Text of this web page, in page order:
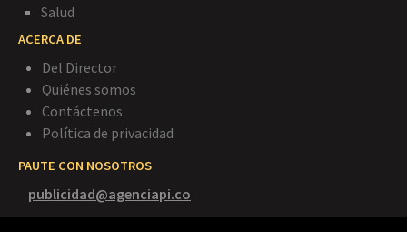
Salud
ACERCA DE
Del Director
Quiénes somos
Contáctenos
Política de privacidad
PAUTE CON NOSOTROS
publicidad@agenciapi.co